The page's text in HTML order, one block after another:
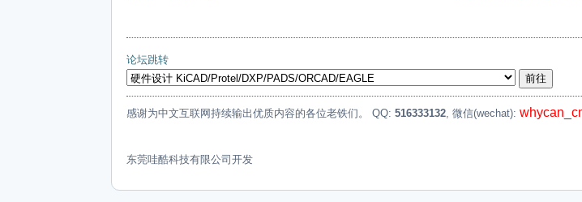
论坛跳转
感谢为中文互联网持续输出优质内容的各位老铁们。 QQ: 516333132 , 微信(wechat):
东莞哇酷科技有限公司开发